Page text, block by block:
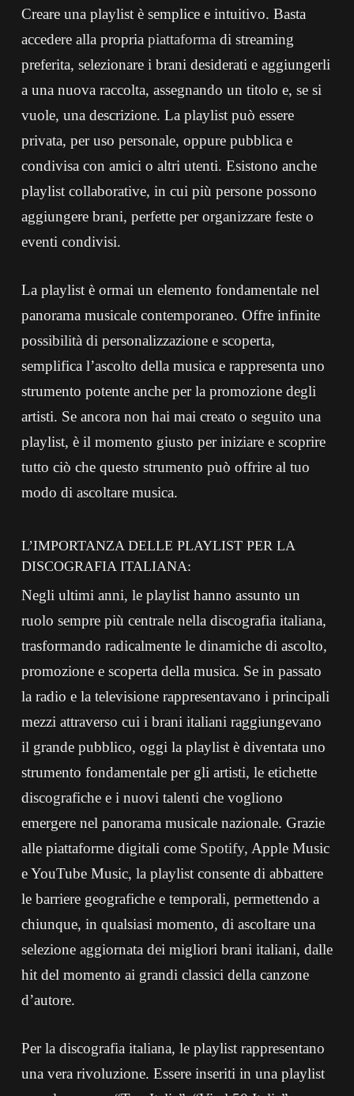
Creare una playlist è semplice e intuitivo. Basta
accedere alla propria piattaforma di streaming
preferita, selezionare i brani desiderati e aggiungerli
a una nuova raccolta, assegnando un titolo e, se si
vuole, una descrizione. La playlist può essere
privata, per uso personale, oppure pubblica e
condivisa con amici o altri utenti. Esistono anche
playlist collaborative, in cui più persone possono
aggiungere brani, perfette per organizzare feste o
eventi condivisi.
La playlist è ormai un elemento fondamentale nel
panorama musicale contemporaneo. Offre infinite
possibilità di personalizzazione e scoperta,
semplifica l’ascolto della musica e rappresenta uno
strumento potente anche per la promozione degli
artisti. Se ancora non hai mai creato o seguito una
playlist, è il momento giusto per iniziare e scoprire
tutto ciò che questo strumento può offrire al tuo
modo di ascoltare musica.
L’IMPORTANZA DELLE PLAYLIST PER LA
DISCOGRAFIA ITALIANA:
Negli ultimi anni, le playlist hanno assunto un
ruolo sempre più centrale nella discografia italiana,
trasformando radicalmente le dinamiche di ascolto,
promozione e scoperta della musica. Se in passato
la radio e la televisione rappresentavano i principali
mezzi attraverso cui i brani italiani raggiungevano
il grande pubblico, oggi la playlist è diventata uno
strumento fondamentale per gli artisti, le etichette
discografiche e i nuovi talenti che vogliono
emergere nel panorama musicale nazionale. Grazie
alle piattaforme digitali come Spotify, Apple Music
e YouTube Music, la playlist consente di abbattere
le barriere geografiche e temporali, permettendo a
chiunque, in qualsiasi momento, di ascoltare una
selezione aggiornata dei migliori brani italiani, dalle
hit del momento ai grandi classici della canzone
d’autore.
Per la discografia italiana, le playlist rappresentano
una vera rivoluzione. Essere inseriti in una playlist